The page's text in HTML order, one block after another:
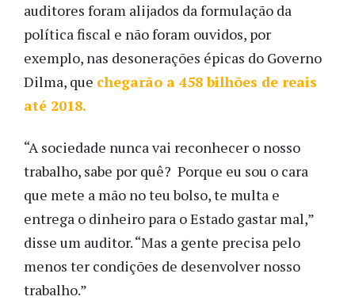
auditores foram alijados da formulação da
política fiscal e não foram ouvidos, por
exemplo, nas desonerações épicas do Governo
Dilma, que chegarão a 458 bilhões de reais
até 2018.
“A sociedade nunca vai reconhecer o nosso
trabalho, sabe por quê? Porque eu sou o cara
que mete a mão no teu bolso, te multa e
entrega o dinheiro para o Estado gastar mal,”
disse um auditor. “Mas a gente precisa pelo
menos ter condições de desenvolver nosso
trabalho.”